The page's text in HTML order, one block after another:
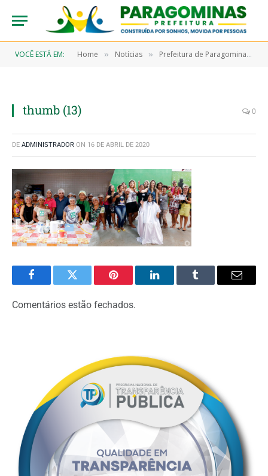
VOCÊ ESTÁ EM: Home » Notícias » Prefeitura de Paragominas promove cursos para a população
thumb (13) 0
DE ADMINISTRADOR ON 16 DE ABRIL DE 2020
FacebookTwitter Pinterest LinkedInTumblr Email
Comentários estão fechados.